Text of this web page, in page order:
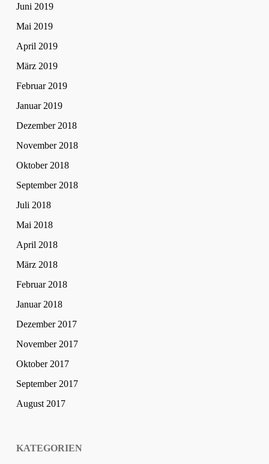
Juni 2019
Mai 2019
April 2019
März 2019
Februar 2019
Januar 2019
Dezember 2018
November 2018
Oktober 2018
September 2018
Juli 2018
Mai 2018
April 2018
März 2018
Februar 2018
Januar 2018
Dezember 2017
November 2017
Oktober 2017
September 2017
August 2017
KATEGORIEN